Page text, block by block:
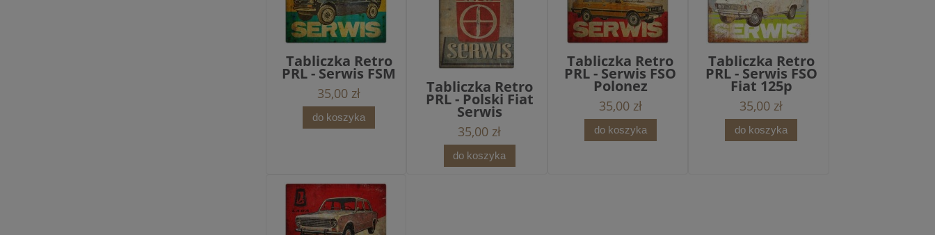
Tabliczka Retro
PRL - Serwis FSM
35,00 zł
do koszyka
Tabliczka Retro
PRL - Polski Fiat
Serwis
35,00 zł
do koszyka
Tabliczka Retro
PRL - Serwis FSO
Polonez
35,00 zł
do koszyka
Tabliczka Retro
PRL - Serwis FSO
Fiat 125p
35,00 zł
do koszyka